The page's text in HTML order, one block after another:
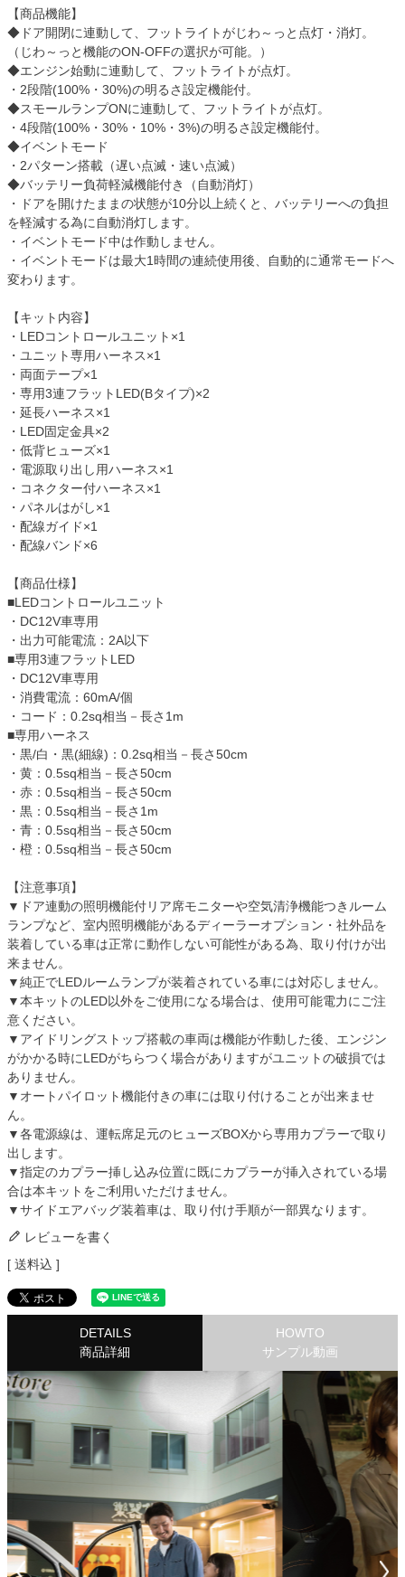
【商品機能】
◆ドア開閉に連動して、フットライトがじわ～っと点灯・消灯。
（じわ～っと機能のON-OFFの選択が可能。）
◆エンジン始動に連動して、フットライトが点灯。
・2段階(100%・30%)の明るさ設定機能付。
◆スモールランプONに連動して、フットライトが点灯。
・4段階(100%・30%・10%・3%)の明るさ設定機能付。
◆イベントモード
・2パターン搭載（遅い点滅・速い点滅）
◆バッテリー負荷軽減機能付き（自動消灯）
・ドアを開けたままの状態が10分以上続くと、バッテリーへの負担
を軽減する為に自動消灯します。
・イベントモード中は作動しません。
・イベントモードは最大1時間の連続使用後、自動的に通常モードへ
変わります。
【キット内容】
・LEDコントロールユニット×1
・ユニット専用ハーネス×1
・両面テープ×1
・専用3連フラットLED(Bタイプ)×2
・延長ハーネス×1
・LED固定金具×2
・低背ヒューズ×1
・電源取り出し用ハーネス×1
・コネクター付ハーネス×1
・パネルはがし×1
・配線ガイド×1
・配線バンド×6
【商品仕様】
■LEDコントロールユニット
・DC12V車専用
・出力可能電流：2A以下
■専用3連フラットLED
・DC12V車専用
・消費電流：60mA/個
・コード：0.2sq相当－長さ1m
■専用ハーネス
・黒/白・黒(細線)：0.2sq相当－長さ50cm
・黄：0.5sq相当－長さ50cm
・赤：0.5sq相当－長さ50cm
・黒：0.5sq相当－長さ1m
・青：0.5sq相当－長さ50cm
・橙：0.5sq相当－長さ50cm
【注意事項】
▼ドア連動の照明機能付リア席モニターや空気清浄機能つきルーム
ランプなど、室内照明機能があるディーラーオプション・社外品を
装着している車は正常に動作しない可能性がある為、取り付けが出
来ません。
▼純正でLEDルームランプが装着されている車には対応しません。
▼本キットのLED以外をご使用になる場合は、使用可能電力にご注
意ください。
▼アイドリングストップ搭載の車両は機能が作動した後、エンジン
がかかる時にLEDがちらつく場合がありますがユニットの破損では
ありません。
▼オートパイロット機能付きの車には取り付けることが出来ませ
ん。
▼各電源線は、運転席足元のヒューズBOXから専用カプラーで取り
出します。
▼指定のカプラー挿し込み位置に既にカプラーが挿入されている場
合は本キットをご利用いただけません。
▼サイドエアバッグ装着車は、取り付け手順が一部異なります。
レビューを書く
送料込
DETAILS
商品詳細
HOWTO
サンプル動画